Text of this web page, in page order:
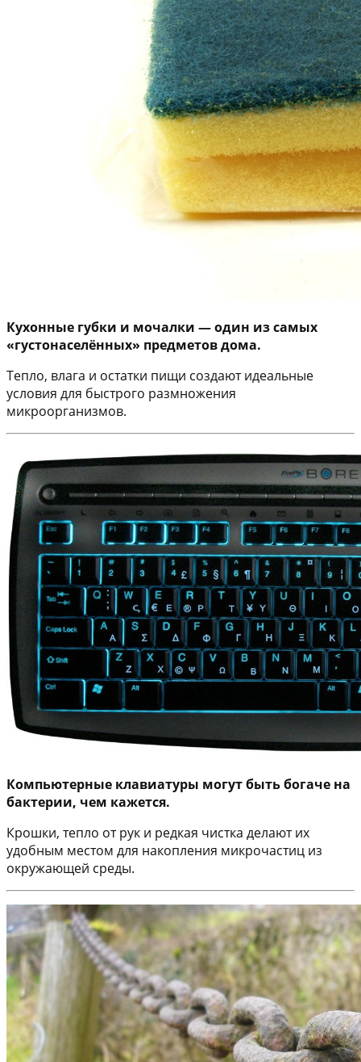
Кухонные губки и мочалки — один из самых
«густонаселённых» предметов дома.
Тепло, влага и остатки пищи создают идеальные
условия для быстрого размножения
микроорганизмов.
Компьютерные клавиатуры могут быть богаче на
бактерии, чем кажется.
Крошки, тепло от рук и редкая чистка делают их
удобным местом для накопления микрочастиц из
окружающей среды.